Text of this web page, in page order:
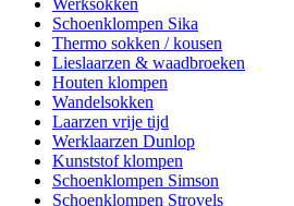
Werksokken
Schoenklompen Sika
Thermo sokken / kousen
Lieslaarzen & waadbroeken
Houten klompen
Wandelsokken
Laarzen vrije tijd
Werklaarzen Dunlop
Kunststof klompen
Schoenklompen Simson
Schoenklompen Strovels